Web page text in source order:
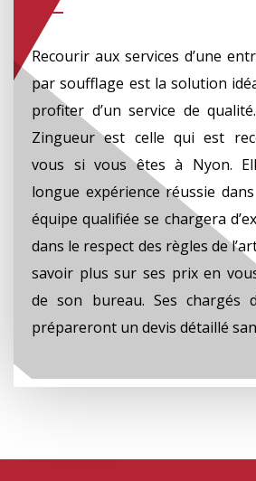
Recourir aux services d’une
par soufflage est la solution
profiter d’un service de
Zingueur est celle qui est
vous si vous êtes à Nyon.
longue expérience réussie
équipe qualifiée se chargera
dans le respect des règles de
savoir plus sur ses prix en
de son bureau. Ses chargés
prépareront un devis détaillé